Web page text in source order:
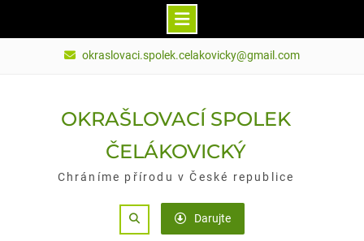
okraslovaci.spolek.celakovicky@gmail.com
OKRAŠLOVACÍ SPOLEK
ČELÁKOVICKÝ
Chráníme přírodu v České republice
Search Darujte